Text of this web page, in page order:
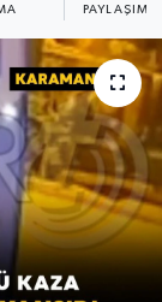
PAYLAŞIM